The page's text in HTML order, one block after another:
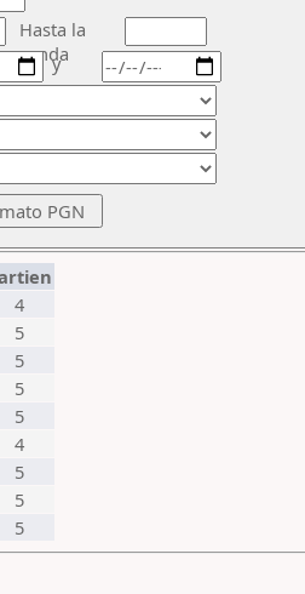
Hasta la
ronda
y
4
5
5
5
5
4
5
5
5